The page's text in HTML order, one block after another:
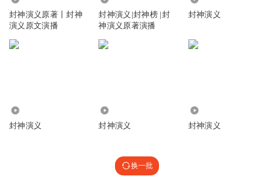
封神演义原著丨封神
演义原文演播
封神演义|封神榜 |封
神演义原著演播
封神演义
封神演义 封神演义 封神演义
换一批